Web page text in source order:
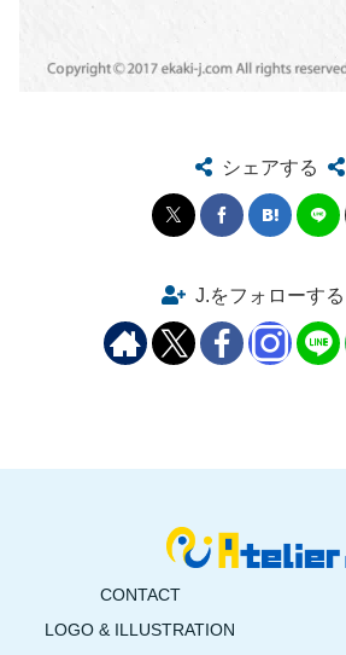
シェアする
J.をフォローする
CONTACT
LOGO & ILLUSTRATION